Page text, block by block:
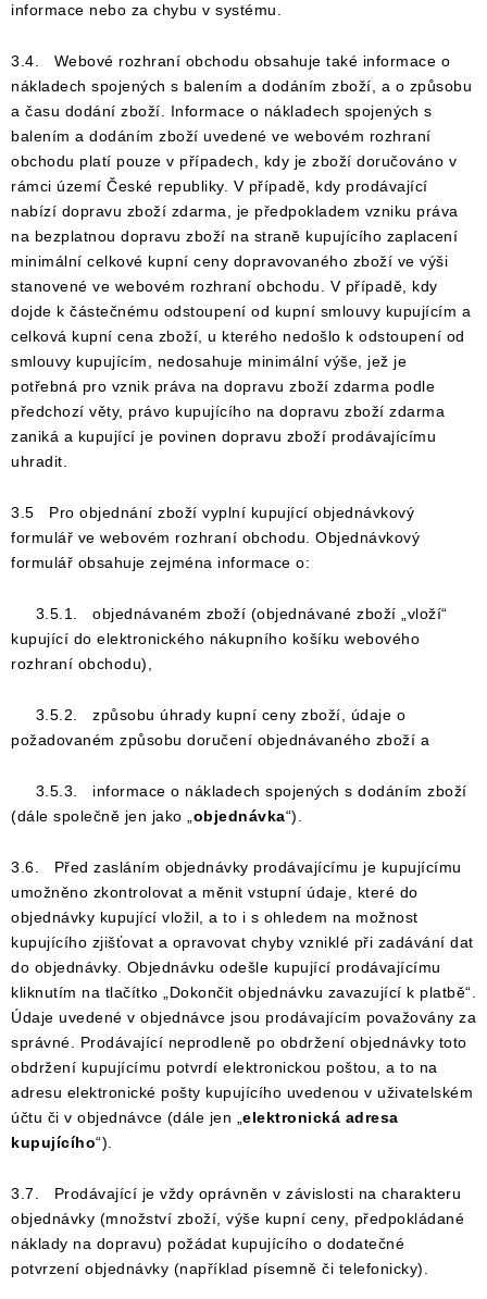
informace nebo za chybu v systému.
3.4. Webové rozhraní obchodu obsahuje také informace o
nákladech spojených s balením a dodáním zboží, a o způsobu
a času dodání zboží. Informace o nákladech spojených s
balením a dodáním zboží uvedené ve webovém rozhraní
obchodu platí pouze v případech, kdy je zboží doručováno v
rámci území České republiky. V případě, kdy prodávající
nabízí dopravu zboží zdarma, je předpokladem vzniku práva
na bezplatnou dopravu zboží na straně kupujícího zaplacení
minimální celkové kupní ceny dopravovaného zboží ve výši
stanovené ve webovém rozhraní obchodu. V případě, kdy
dojde k částečnému odstoupení od kupní smlouvy kupujícím a
celková kupní cena zboží, u kterého nedošlo k odstoupení od
smlouvy kupujícím, nedosahuje minimální výše, jež je
potřebná pro vznik práva na dopravu zboží zdarma podle
předchozí věty, právo kupujícího na dopravu zboží zdarma
zaniká a kupující je povinen dopravu zboží prodávajícímu
uhradit.
3.5 Pro objednání zboží vyplní kupující objednávkový
formulář ve webovém rozhraní obchodu. Objednávkový
formulář obsahuje zejména informace o:
3.5.1. objednávaném zboží (objednávané zboží „vloží“
kupující do elektronického nákupního košíku webového
rozhraní obchodu),
3.5.2. způsobu úhrady kupní ceny zboží, údaje o
požadovaném způsobu doručení objednávaného zboží a
3.5.3. informace o nákladech spojených s dodáním zboží
(dále společně jen jako „objednávka“).
3.6. Před zasláním objednávky prodávajícímu je kupujícímu
umožněno zkontrolovat a měnit vstupní údaje, které do
objednávky kupující vložil, a to i s ohledem na možnost
kupujícího zjišťovat a opravovat chyby vzniklé při zadávání dat
do objednávky. Objednávku odešle kupující prodávajícímu
kliknutím na tlačítko „Dokončit objednávku zavazující k platbě“.
Údaje uvedené v objednávce jsou prodávajícím považovány za
správné. Prodávající neprodleně po obdržení objednávky toto
obdržení kupujícímu potvrdí elektronickou poštou, a to na
adresu elektronické pošty kupujícího uvedenou v uživatelském
účtu či v objednávce (dále jen „elektronická adresa
kupujícího“).
3.7. Prodávající je vždy oprávněn v závislosti na charakteru
objednávky (množství zboží, výše kupní ceny, předpokládané
náklady na dopravu) požádat kupujícího o dodatečné
potvrzení objednávky (například písemně či telefonicky).